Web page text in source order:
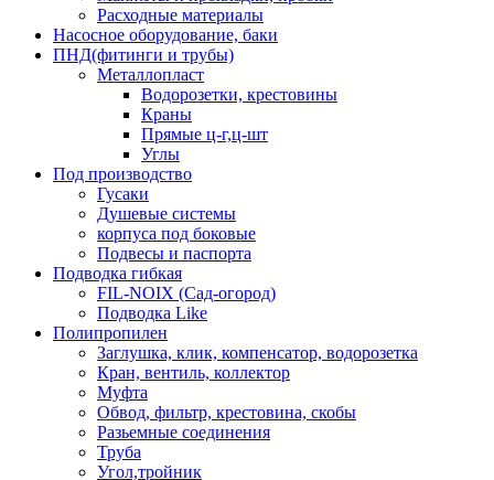
Расходные материалы
Насосное оборудование, баки
ПНД(фитинги и трубы)
Металлопласт
Водорозетки, крестовины
Краны
Прямые ц-г,ц-шт
Углы
Под производство
Гусаки
Душевые системы
корпуса под боковые
Подвесы и паспорта
Подводка гибкая
FIL-NOIX (Сад-огород)
Подводка Like
Полипропилен
Заглушка, клик, компенсатор, водорозетка
Кран, вентиль, коллектор
Муфта
Обвод, фильтр, крестовина, скобы
Разьемные соединения
Труба
Угол,тройник